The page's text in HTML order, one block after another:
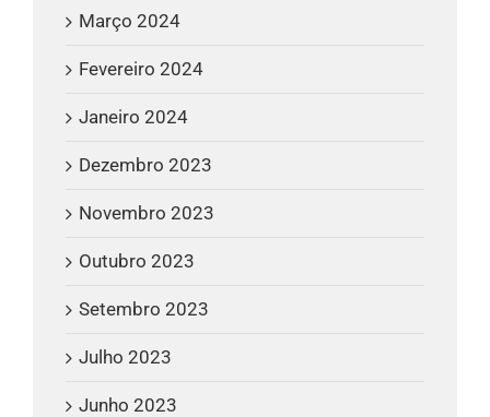
Março 2024
Fevereiro 2024
Janeiro 2024
Dezembro 2023
Novembro 2023
Outubro 2023
Setembro 2023
Julho 2023
Junho 2023